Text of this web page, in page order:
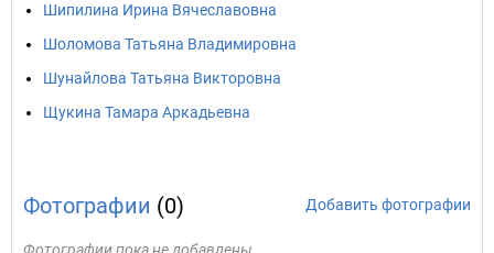
Шипилина Ирина Вячеславовна
Шоломова Татьяна Владимировна
Шунайлова Татьяна Викторовна
Щукина Тамара Аркадьевна
Фотографии (0) Добавить фотографии